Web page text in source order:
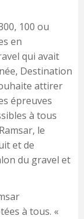
100 ou
en
qui avait
Destination
attirer
épreuves
à tous
le
et de
du gravel et
à tous. «